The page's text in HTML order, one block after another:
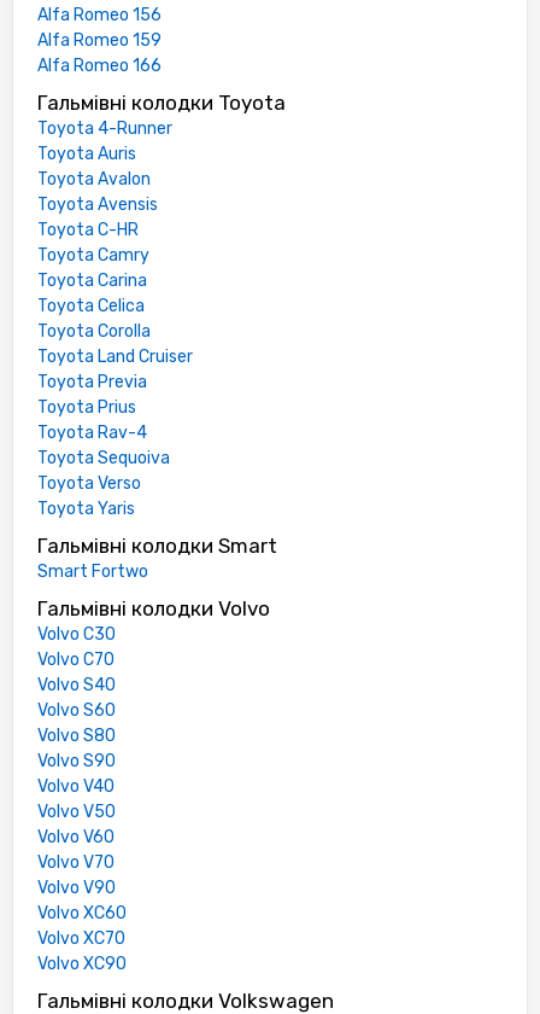
Alfa Romeo 156
Alfa Romeo 159
Alfa Romeo 166
Гальмівні колодки Toyota
Toyota 4-Runner
Toyota Auris
Toyota Avalon
Toyota Avensis
Toyota C-HR
Toyota Camry
Toyota Carina
Toyota Celica
Toyota Corolla
Toyota Land Cruiser
Toyota Previa
Toyota Prius
Toyota Rav-4
Toyota Sequoiva
Toyota Verso
Toyota Yaris
Гальмівні колодки Smart
Smart Fortwo
Гальмівні колодки Volvo
Volvo C30
Volvo C70
Volvo S40
Volvo S60
Volvo S80
Volvo S90
Volvo V40
Volvo V50
Volvo V60
Volvo V70
Volvo V90
Volvo XC60
Volvo XC70
Volvo XC90
Гальмівні колодки Volkswagen